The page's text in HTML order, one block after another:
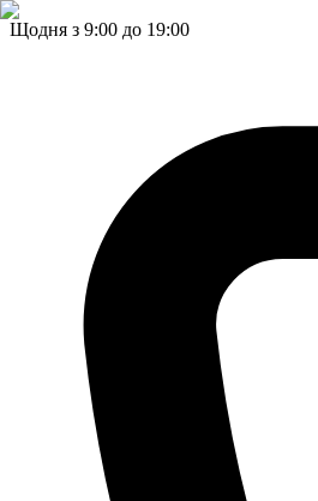
Щодня з 9:00 до 19:00